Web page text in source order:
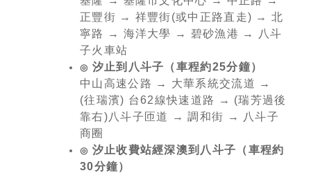
正豐街 → 祥豐街(或中正路直走) → 北
寧路 → 海洋大學 → 碧砂漁港 → 八斗
子火車站
◎ 汐止到八斗子（車程約25分鐘）
中山高速公路 → 大華系統交流道 →
(往瑞濱) 台62線快速道路 → (瑞芳過後
靠右)八斗子匝道 → 調和街 → 八斗子
商圈
◎ 汐止收費站經深澳到八斗子（車程約
30分鐘）